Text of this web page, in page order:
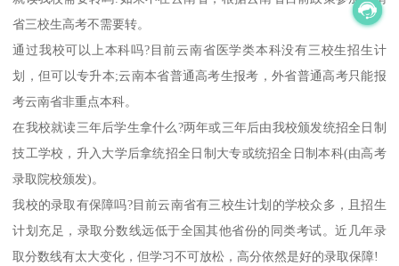
省三校生高考不需要转。
通过我校可以上本科吗?目前云南省医学类本科没有三校生招生计
划，但可以专升本;云南本省普通高考生报考，外省普通高考只能报
考云南省非重点本科。
在我校就读三年后学生拿什么?两年或三年后由我校颁发统招全日制
技工学校，升入大学后拿统招全日制大专或统招全日制本科(由高考
录取院校颁发)。
我校的录取有保障吗?目前云南省有三校生计划的学校众多，且招生
计划充足，录取分数线远低于全国其他省份的同类考试。近几年录
取分数线有太大变化，但学习不可放松，高分依然是好的录取保障!